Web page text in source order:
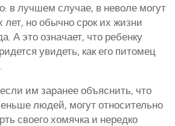
в лучшем случае, в неволе могут
лет, но обычно срок их жизни
А это означает, что ребенку
увидеть, как его питомец
им заранее объяснить, что
людей, могут относительно
своего хомячка и нередко